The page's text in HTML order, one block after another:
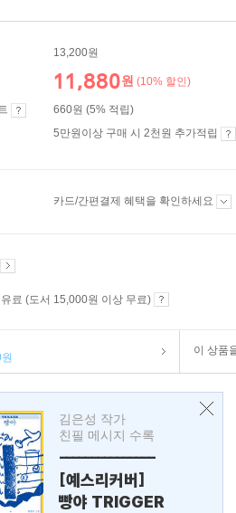
13,200원
11,880원 (10% 할인)
660원 (5% 적립)
5만원이상 구매 시 2천원 추가적립
카드/간편결제 혜택을 확인하세요
료 (도서 15,000원 이상 무료)
이 상품
김은성 작가
친필 메시지 수록
---------------
[예스리커버]
빵야 TRIGGER